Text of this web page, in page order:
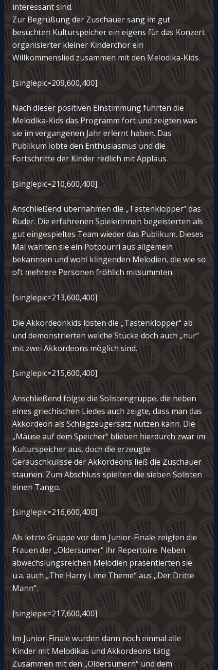
interessant sind.
Zur Begrüßung der Zuschauer sang im gut
besuchten Kulturspeicher ein eigens für das Konzert
organisierter kleiner Kinderchor ein
Willkommenslied zusammen mit den Melodika-Kids.
[singlepic=209,600,400]
Nach dieser positiven Einstimmung führten die
Melodika-Kids das Programm fort und zeigten was
sie im vergangenen Jahr erlernt haben. Das
Publikum lobte den Enthusiasmus und die
Fortschritte der Kinder redlich mit Applaus.
[singlepic=210,600,400]
Anschließend übernahmen die „Tastenklopper“ das
Ruder. Die erfahrenen Spielerinnen begeisterten als
gut eingespieltes Team wieder das Publikum. Dieses
Mal wählten sie ein Potpourri aus allgemein
bekannten und wohl klingenden Melodien, die wie so
oft mehrere Personen fröhlich mitsummten.
[singlepic=213,600,400]
Die Akkordeonkids lösten die „Tastenklopper“ ab
und demonstrierten welche Stücke doch auch „nur“
mit zwei Akkordeons möglich sind.
[singlepic=215,600,400]
Anschließend folgte die Solistengruppe, die neben
eines griechischen Liedes auch zeigte, dass man das
Akkordeon als Schlagzeugersatz nutzen kann. Die
„Mäuse auf dem Speicher“ blieben hierdurch zwar im
Kulturspeicher aus, doch die erzeugte
Geräuschkulisse der Akkordeons ließ die Zuschauer
staunen. Zum Abschluss spielten die sieben Solisten
einen Tango.
[singlepic=216,600,400]
Als letzte Gruppe vor dem Junior-Finale zeigten die
Frauen der „Oldersumer“ ihr Repertoire. Neben
abwechslungsreichen Melodien präsentierten sie
u.a. auch „The Harry Lime Theme“ aus „Der Dritte
Mann“.
[singlepic=217,600,400]
Im Junior-Finale wurden dann noch einmal alle
Kinder mit Melodikas und Akkordeons tätig.
Zusammen mit den „Oldersumern“ und dem